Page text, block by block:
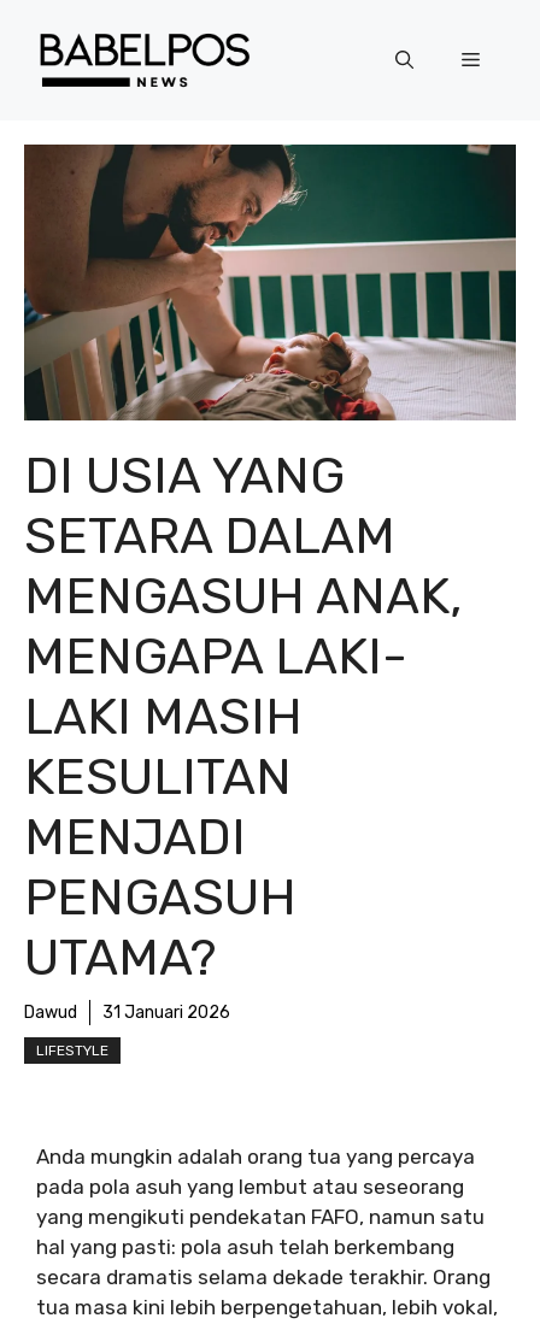
Menu
DI USIA YANG
SETARA DALAM
MENGASUH ANAK,
MENGAPA LAKI-
LAKI MASIH
KESULITAN
MENJADI
PENGASUH
UTAMA?
Dawud 31 Januari 2026
LIFESTYLE
Anda mungkin adalah orang tua yang percaya
pada pola asuh yang lembut atau seseorang
yang mengikuti pendekatan FAFO, namun satu
hal yang pasti: pola asuh telah berkembang
secara dramatis selama dekade terakhir. Orang
tua masa kini lebih berpengetahuan, lebih vokal,